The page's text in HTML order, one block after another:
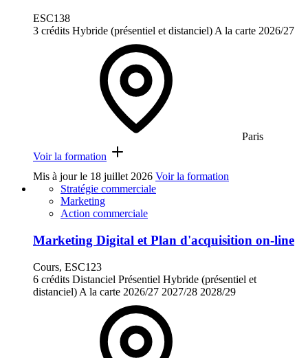
ESC138
3 crédits Hybride (présentiel et distanciel) A la carte 2026/27
Paris
Voir la formation
Mis à jour le 18 juillet 2026 Voir la formation
Stratégie commerciale
Marketing
Action commerciale
Marketing Digital et Plan d'acquisition on-line
Cours, ESC123
6 crédits Distanciel Présentiel Hybride (présentiel et
distanciel) A la carte 2026/27 2027/28 2028/29